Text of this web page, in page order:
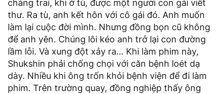
chàng trai, khi ở tù, được một người con gái viết
thư. Ra tù, anh kết hôn với cô gái đó. Anh muốn
làm lại cuộc đời mình. Nhưng đồng bọn cũ không
để anh yên. Chúng lôi kéo anh trở lại con đường
lầm lỗi. Và xung đột xảy ra… Khi làm phim này,
Shukshin phải chống chọi với căn bệnh loét dạ
dày. Nhiều khi ông trốn khỏi bệnh viện để đi làm
phim. Trên trường quay, đồng nghiệp thấy ông